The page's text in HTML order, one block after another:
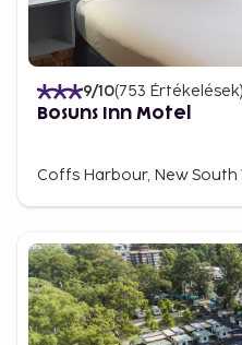
9/10(753 Értékelések)
Bosuns Inn Motel
Coffs Harbour, New South